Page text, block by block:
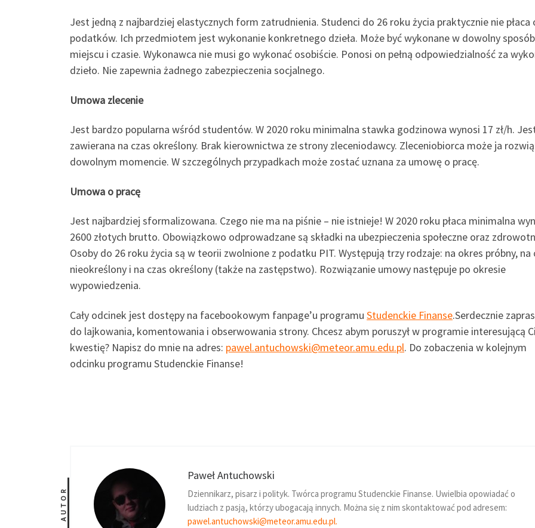
Jest jedną z najbardziej elastycznych form zatrudnienia. Studenci do 26 roku życia praktycznie nie płaca
podatków. Ich przedmiotem jest wykonanie konkretnego dzieła. Może być wykonane w dowolny
miejscu i czasie. Wykonawca nie musi go wykonać osobiście. Ponosi on pełną odpowiedzialność za
dzieło. Nie zapewnia żadnego zabezpieczenia socjalnego.
Umowa zlecenie
Jest bardzo popularna wśród studentów. W 2020 roku minimalna stawka godzinowa wynosi 17 zł/h.
zawierana na czas określony. Brak kierownictwa ze strony zleceniodawcy. Zleceniobiorca może ja
dowolnym momencie. W szczególnych przypadkach może zostać uznana za umowę o pracę.
Umowa o pracę
Jest najbardziej sformalizowana. Czego nie ma na piśnie – nie istnieje! W 2020 roku płaca minimalna
2600 złotych brutto. Obowiązkowo odprowadzane są składki na ubezpieczenia społeczne oraz
Osoby do 26 roku życia są w teorii zwolnione z podatku PIT. Występują trzy rodzaje: na okres próbny, na
nieokreślony i na czas określony (także na zastępstwo). Rozwiązanie umowy następuje po okresie
wypowiedzenia.
Cały odcinek jest dostępy na facebookowym fanpage’u programu Studenckie Finanse.Serdecznie
do lajkowania, komentowania i obserwowania strony. Chcesz abym poruszył w programie interesującą
kwestię? Napisz do mnie na adres: pawel.antuchowski@meteor.amu.edu.pl. Do zobaczenia w kolejnym
odcinku programu Studenckie Finanse!
AUTOR
Paweł Antuchowski
Dziennikarz, pisarz i polityk. Twórca programu Studenckie Finanse. Uwielbia opowiadać o
ludziach z pasją, którzy ubogacają innych. Można się z nim skontaktować pod adresem:
pawel.antuchowski@meteor.amu.edu.pl.